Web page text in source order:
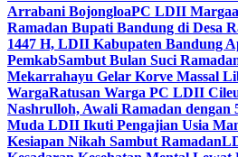
Arrabani BojongloaPC LDII
Ramadan Bupati Bandung di Desa
1447 H, LDII Kabupaten Bandung
PemkabSambut Bulan Suci
Mekarrahayu Gelar Korve Massal
WargaRatusan Warga PC LDII
Nashrulloh, Awali Ramadan dengan
Muda LDII Ikuti Pengajian Usia
Kesiapan Nikah Sambut Ramadan